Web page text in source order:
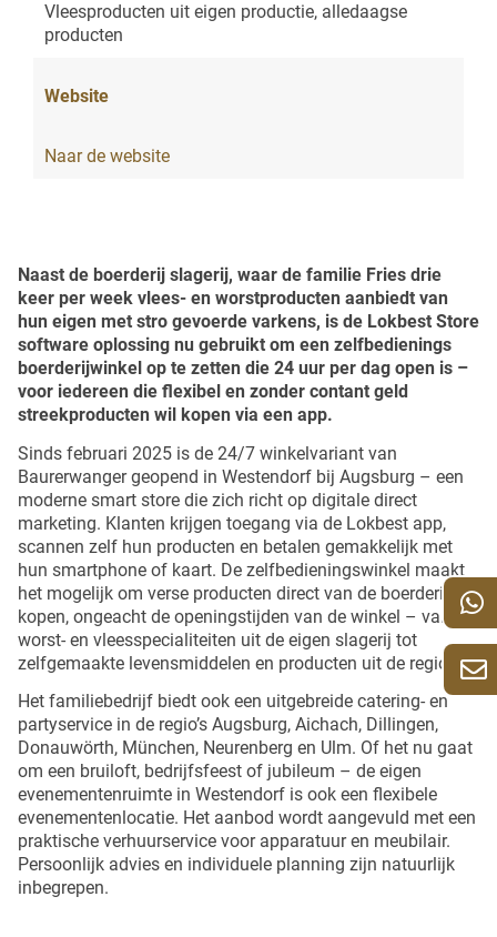
Vleesproducten uit eigen productie, alledaagse
producten
Website
Naar de website
Naast de boerderij slagerij, waar de familie Fries drie
keer per week vlees- en worstproducten aanbiedt van
hun eigen met stro gevoerde varkens, is de Lokbest Store
software oplossing nu gebruikt om een zelfbedienings
boerderijwinkel op te zetten die 24 uur per dag open is –
voor iedereen die flexibel en zonder contant geld
streekproducten wil kopen via een app.
Sinds februari 2025 is de 24/7 winkelvariant van
Baurerwanger geopend in Westendorf bij Augsburg – een
moderne smart store die zich richt op digitale direct
marketing. Klanten krijgen toegang via de Lokbest app,
scannen zelf hun producten en betalen gemakkelijk met
hun smartphone of kaart. De zelfbedieningswinkel maakt
het mogelijk om verse producten direct van de boerderij te
kopen, ongeacht de openingstijden van de winkel – van
worst- en vleesspecialiteiten uit de eigen slagerij tot
zelfgemaakte levensmiddelen en producten uit de regio.
Het familiebedrijf biedt ook een uitgebreide catering- en
partyservice in de regio’s Augsburg, Aichach, Dillingen,
Donauwörth, München, Neurenberg en Ulm. Of het nu gaat
om een bruiloft, bedrijfsfeest of jubileum – de eigen
evenementenruimte in Westendorf is ook een flexibele
evenementenlocatie. Het aanbod wordt aangevuld met een
praktische verhuurservice voor apparatuur en meubilair.
Persoonlijk advies en individuele planning zijn natuurlijk
inbegrepen.